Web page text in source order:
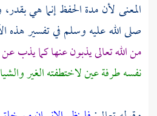
المعنى لأن مدة الحفظ إنما هي
صلى الله عليه وسلم في تفسير هذه
من الله تعالى يذبون عنها كما يذب
نفسه طرفة عين لاختطفته الغير